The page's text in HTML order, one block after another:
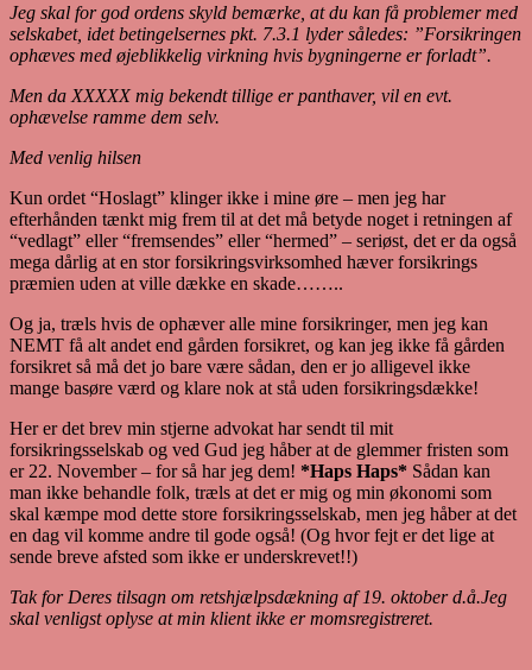
Jeg skal for god ordens skyld bemærke, at du kan få problemer med
selskabet, idet betingelsernes pkt. 7.3.1 lyder således: ”Forsikringen
ophæves med øjeblikkelig virkning hvis bygningerne er forladt”.
Men da XXXXX mig bekendt tillige er panthaver, vil en evt.
ophævelse ramme dem selv.
Med venlig hilsen
Kun ordet “Hoslagt” klinger ikke i mine øre – men jeg har
efterhånden tænkt mig frem til at det må betyde noget i retningen af
“vedlagt” eller “fremsendes” eller “hermed” – seriøst, det er da også
mega dårlig at en stor forsikringsvirksomhed hæver forsikrings
præmien uden at ville dække en skade……..
Og ja, træls hvis de ophæver alle mine forsikringer, men jeg kan
NEMT få alt andet end gården forsikret, og kan jeg ikke få gården
forsikret så må det jo bare være sådan, den er jo alligevel ikke
mange basøre værd og klare nok at stå uden forsikringsdække!
Her er det brev min stjerne advokat har sendt til mit
forsikringsselskab og ved Gud jeg håber at de glemmer fristen som
er 22. November – for så har jeg dem! *Haps Haps* Sådan kan
man ikke behandle folk, træls at det er mig og min økonomi som
skal kæmpe mod dette store forsikringsselskab, men jeg håber at det
en dag vil komme andre til gode også! (Og hvor fejt er det lige at
sende breve afsted som ikke er underskrevet!!)
Tak for Deres tilsagn om retshjælpsdækning af 19. oktober d.å.Jeg
skal venligst oplyse at min klient ikke er momsregistreret.